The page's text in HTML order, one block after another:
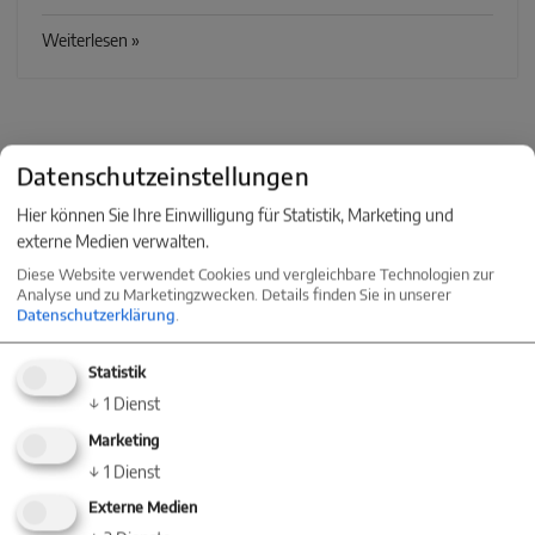
Weiterlesen »
KONTAKT
Nehmen Sie jetzt Kontakt mit einer
Niederlassung in Ihrer Nähe auf
Villingen-Schwenningen
Datenschutzeinstellungen
Hier können Sie Ihre Einwilligung für Statistik, Marketing und
externe Medien verwalten.
Diese Website verwendet Cookies und vergleichbare Technologien zur
Analyse und zu Marketingzwecken. Details finden Sie in unserer
Datenschutzerklärung.
Statistik
↓ 1 Dienst
Marketing
↓ 1 Dienst
Externe Medien